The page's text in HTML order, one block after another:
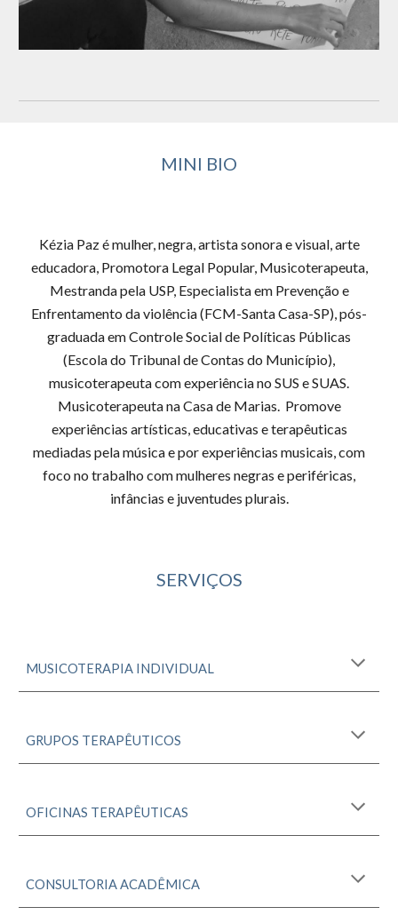
MINI BIO
Kézia Paz é mulher, negra, artista sonora e visual, arte
educadora, Promotora Legal Popular, Musicoterapeuta,
Mestranda pela USP, Especialista em Prevenção e
Enfrentamento da violência (FCM-Santa Casa-SP), pós-
graduada em Controle Social de Políticas Públicas
(Escola do Tribunal de Contas do Município),
musicoterapeuta com experiência no SUS e SUAS.
Musicoterapeuta na Casa de Marias. Promove
experiências artísticas, educativas e terapêuticas
mediadas pela música e por experiências musicais, com
foco no trabalho com mulheres negras e periféricas,
infâncias e juventudes plurais.
SERVIÇOS
MUSICOTERAPIA INDIVIDUAL
GRUPOS TERAPÊUTICOS
OFICINAS TERAPÊUTICAS
CONSULTORIA ACADÊMICA